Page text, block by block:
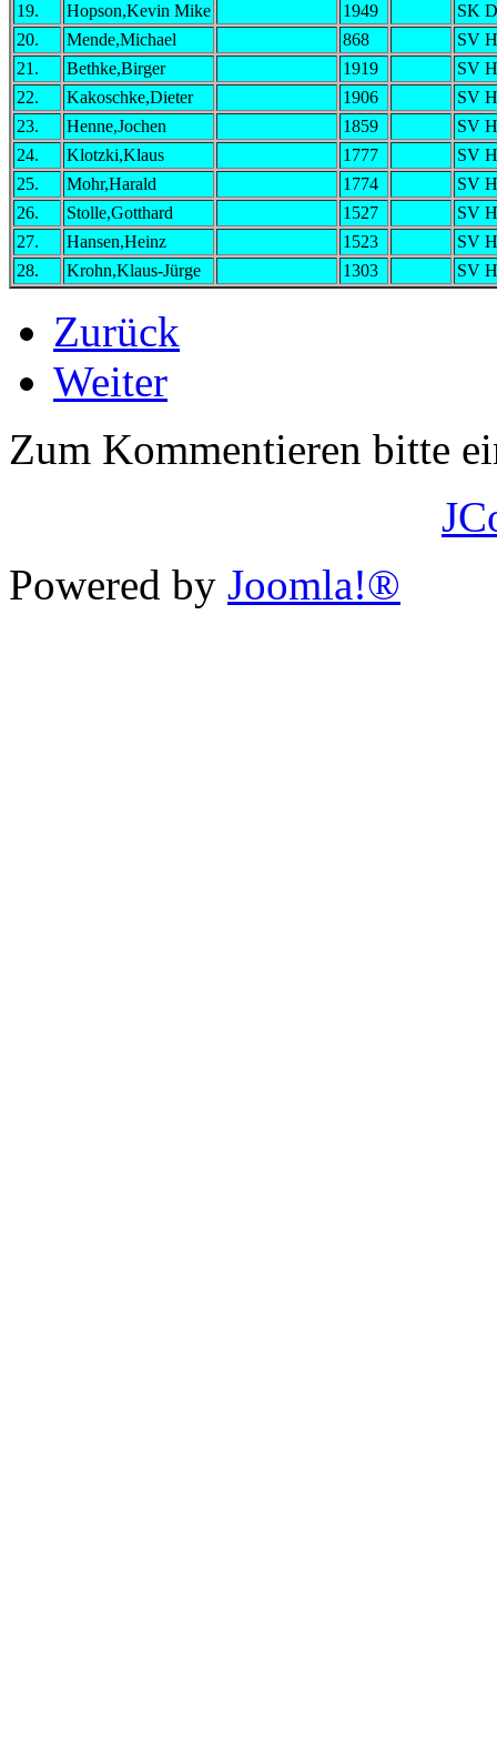
19. Hopson,Kevin Mike 1949
SK
20.
Mende,Michael 868
SV
21.
Bethke,Birger 1919
SV
22.
Kakoschke,Dieter 1906
SV
23.
Henne,Jochen 1859
SV
24.
Klotzki,Klaus 1777
SV
25.
Mohr,Harald 1774
SV
26.
Stolle,Gotthard 1527
SV
27.
Hansen,Heinz 1523
SV
28.
Krohn,Klaus-Jürge 1303 SV
Zurück
Weiter
Zum Kommentieren bitte
Powered by Joomla!®